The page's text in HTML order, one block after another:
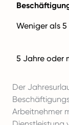
Weniger als
5 Jahre oder
Der
Arbeitnehmer